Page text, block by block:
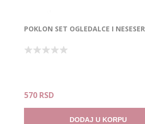
POKLON SET OGLEDALCE I NESESER
570 RSD
DODAJ U KORPU